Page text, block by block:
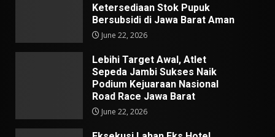
Ketersediaan Stok Pupuk
Bersubsidi di Jawa Barat Aman
June 22, 2026
Lebihi Target Awal, Atlet
Sepeda Jambi Sukses Naik
Podium Kejuaraan Nasional
Road Race Jawa Barat
June 22, 2026